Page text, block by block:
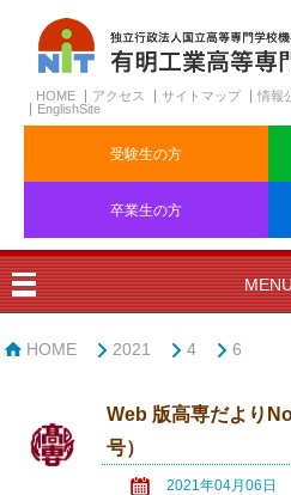
HOME アクセス サイトマップ 情報
EnglishSite
受験生の方
卒業生の方
HOME 2021 4 6
Web 版高専だより
号）
2021年04月06日